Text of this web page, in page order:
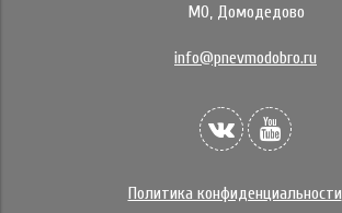
МО, Домодедово
info@pnevmodobro.ru
Политика конфиденциальности